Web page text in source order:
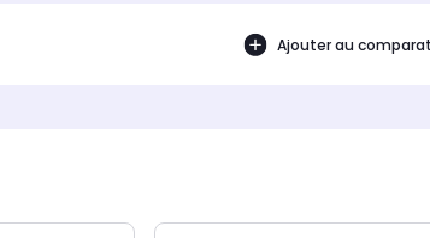
Ajouter au